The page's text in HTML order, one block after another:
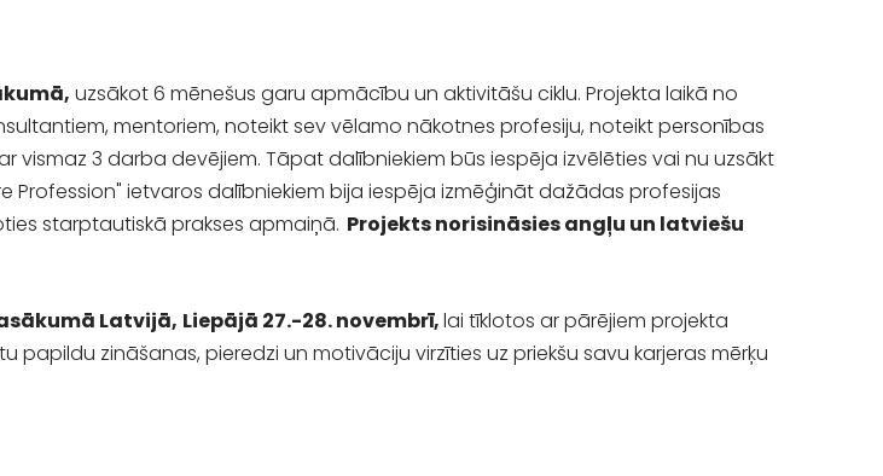
uzsākot 6 mēnešus garu apmācību un aktivitāšu ciklu. Projekta laikā no
mentoriem, noteikt sev vēlamo nākotnes profesiju, noteikt personības
vismaz 3 darba devējiem. Tāpat dalībniekiem būs iespēja izvēlēties vai nu uzsākt
Profession" ietvaros dalībniekiem bija iespēja izmēģināt dažādas profesijas
starptautiskā prakses apmaiņā. Projekts norisināsies angļu un latviešu
Latvijā, Liepājā 27.-28. novembrī,lai tīklotos ar pārējiem projekta
zināšanas, pieredzi un motivāciju virzīties uz priekšu savu karjeras mērķu